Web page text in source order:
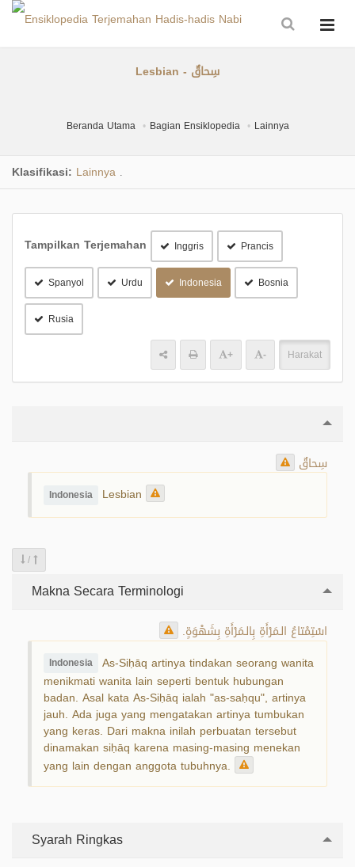
Lesbian - سِحاقٌ
Beranda Utama Bagian Ensiklopedia Lainnya
Klasifikasi: Lainnya
Tampilkan Terjemahan Inggris Prancis
Spanyol Urdu Indonesia Bosnia
Rusia
+ - Harakat
سِحاقٌ
Indonesia Lesbian
/
Makna Secara Terminologi
اسْتِمْتاعُ الـمَرْأَةِ بِالـمَرْأَةِ بِشَهْوَةٍ.
Indonesia As-Siḥāq artinya tindakan seorang wanita
menikmati wanita lain seperti bentuk hubungan
badan. Asal kata As-Siḥāq ialah "as-saḥqu", artinya
jauh. Ada juga yang mengatakan artinya tumbukan
yang keras. Dari makna inilah perbuatan tersebut
dinamakan siḥāq karena masing-masing menekan
yang lain dengan anggota tubuhnya.
Syarah Ringkas